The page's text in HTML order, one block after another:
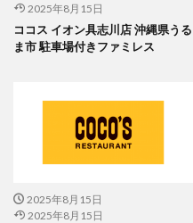
2025年8月15日
ココス イオン具志川店 沖縄県うる
ま市 駐車場付きファミレス
2025年8月15日
2025年8月15日